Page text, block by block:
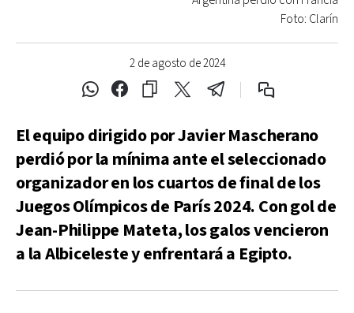
2 de agosto de 2024
Foto: Clarín
El equipo dirigido por Javier Mascherano
perdió por la mínima ante el seleccionado
organizador en los cuartos de final de los
Juegos Olímpicos de París 2024. Con gol de
Jean-Philippe Mateta, los galos vencieron
a la Albiceleste y enfrentará a Egipto.